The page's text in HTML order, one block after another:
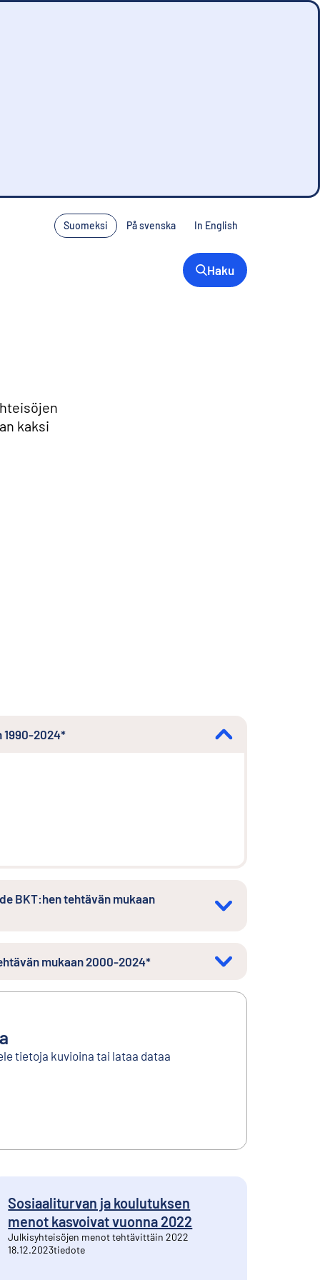
Suomeksi På svenska In English
Haku
kaksi
1990-2024*
BKT:hen tehtävän mukaan
mukaan 2000-2024*
tietoja kuvioina tai lataa dataa
Sosiaaliturvan ja koulutuksen
menot kasvoivat vuonna 2022
Julkisyhteisöjen menot tehtävittäin 2022
18.12.2023tiedote